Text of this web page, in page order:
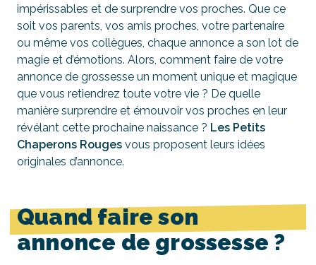
impérissables et de surprendre vos proches. Que ce
soit vos parents, vos amis proches, votre partenaire
ou même vos collègues, chaque annonce a son lot de
magie et d’émotions. Alors, comment faire de votre
annonce de grossesse un moment unique et magique
que vous retiendrez toute votre vie ? De quelle
manière surprendre et émouvoir vos proches en leur
révélant cette prochaine naissance ? Les Petits
Chaperons Rouges vous proposent leurs idées
originales d’annonce.
Quand faire son
annonce de grossesse ?